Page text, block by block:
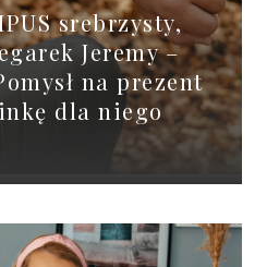
srebrzysty,
Jeremy –
na prezent
dla niego